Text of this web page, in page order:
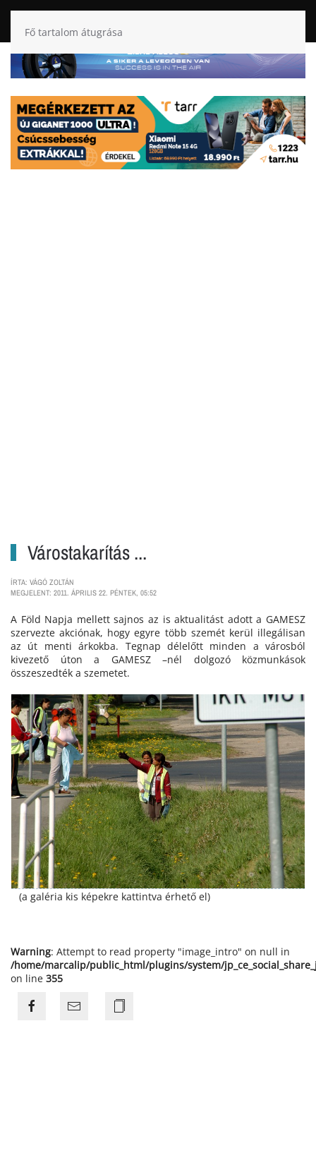
Fő tartalom átugrása
Várostakarítás ...
ÍRTA: VÁGÓ ZOLTÁN
MEGJELENT: 2011. ÁPRILIS 22. PÉNTEK, 05:52
A Föld Napja mellett sajnos az is aktualitást adott a GAMESZ
szervezte akciónak, hogy egyre több szemét kerül illegálisan
az út menti árkokba. Tegnap délelőtt minden a városból
kivezető úton a GAMESZ –nél dolgozó közmunkások
összeszedték a szemetet.
(a galéria kis képekre kattintva érhető el)
Warning: Attempt to read property "image_intro" on null in
/home/marcalip/public_html/plugins/system/
on line 355